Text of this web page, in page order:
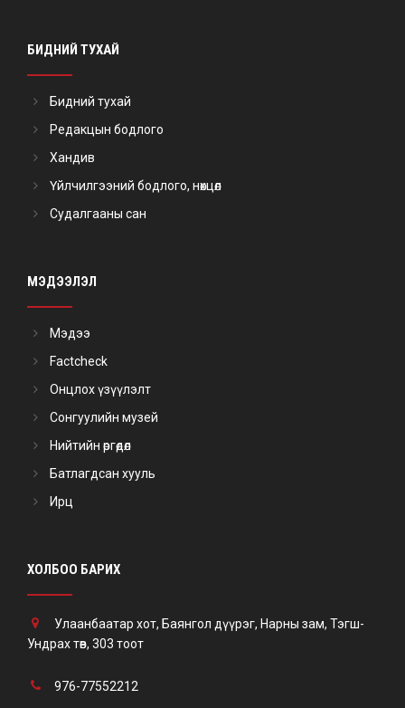
БИДНИЙ ТУХАЙ
Бидний тухай
Редакцын бодлого
Хандив
Үйлчилгээний бодлого, нөхцөл
Судалгааны сан
МЭДЭЭЛЭЛ
Мэдээ
Factcheck
Онцлох үзүүлэлт
Сонгуулийн музей
Нийтийн өргөдөл
Батлагдсан хууль
Ирц
ХОЛБОО БАРИХ
Улаанбаатар хот, Баянгол дүүрэг, Нарны зам, Тэгш-
Ундрах төв, 303 тоот
976-77552212